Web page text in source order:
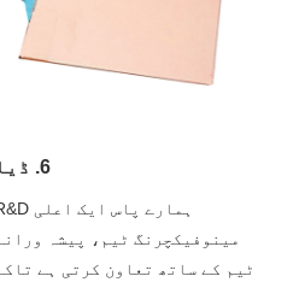
6. ڈیلیور، شپنگ اور سرونگ
مینوفیکچرنگ ٹیم، پیشہ
ٹیم کے ساتھ تعاون کرتی ہے